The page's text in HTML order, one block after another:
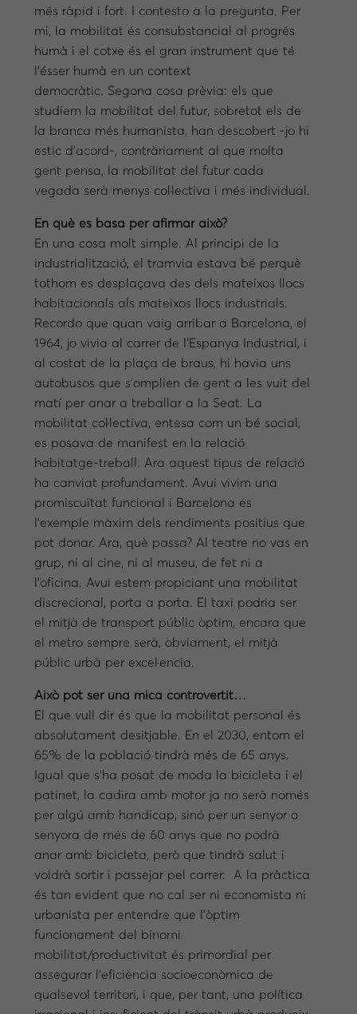
més ràpid i fort. I contesto a la pregunta. Per
mi, la mobilitat és consubstancial al progrés
humà i el cotxe és el gran instrument que té
l’ésser humà en un context
democràtic. Segona cosa prèvia: els que
studiem la mobilitat del futur, sobretot els de
la branca més humanista, han descobert -jo hi
estic d’acord-, contràriament al que molta
gent pensa, la mobilitat del futur cada
vegada serà menys col·lectiva i més individual.
En què es basa per afirmar això?
En una cosa molt simple. Al principi de la
industrialització, el tramvia estava bé perquè
tothom es desplaçava des dels mateixos llocs
habitacionals als mateixos llocs industrials.
Recordo que quan vaig arribar a Barcelona, el
1964, jo vivia al carrer de l’Espanya Industrial, i
al costat de la plaça de braus, hi havia uns
autobusos que s’omplien de gent a les vuit del
matí per anar a treballar a la Seat. La
mobilitat col·lectiva, entesa com un bé social,
es posava de manifest en la relació
habitatge-treball. Ara aquest tipus de relació
ha canviat profundament. Avui vivim una
promiscuïtat funcional i Barcelona és
l’exemple màxim dels rendiments positius que
pot donar. Ara, què passa? Al teatre no vas en
grup, ni al cine, ni al museu, de fet ni a
l’oficina. Avui estem propiciant una mobilitat
discrecional, porta a porta. El taxi podria ser
el mitjà de transport públic òptim, encara que
el metro sempre serà, òbviament, el mitjà
públic urbà per excel·ència.
Això pot ser una mica controvertit…
El que vull dir és que la mobilitat personal és
absolutament desitjable. En el 2030, entorn el
65% de la població tindrà més de 65 anys.
Igual que s’ha posat de moda la bicicleta i el
patinet, la cadira amb motor ja no serà només
per algú amb handicap, sinó per un senyor o
senyora de més de 60 anys que no podrà
anar amb bicicleta, però que tindrà salut i
voldrà sortir i passejar pel carrer. A la pràctica
és tan evident que no cal ser ni economista ni
urbanista per entendre que l’òptim
funcionament del binomi
mobilitat/productivitat és primordial per
assegurar l’eficiència socioeconòmica de
qualsevol territori, i que, per tant, una política